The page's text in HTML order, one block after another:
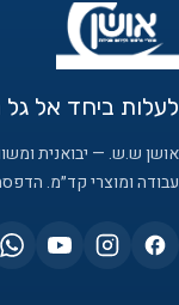
לעלות ביחד אל
אושן ש.ש. — יבואנית
עבודה ומוצרי קד״מ.